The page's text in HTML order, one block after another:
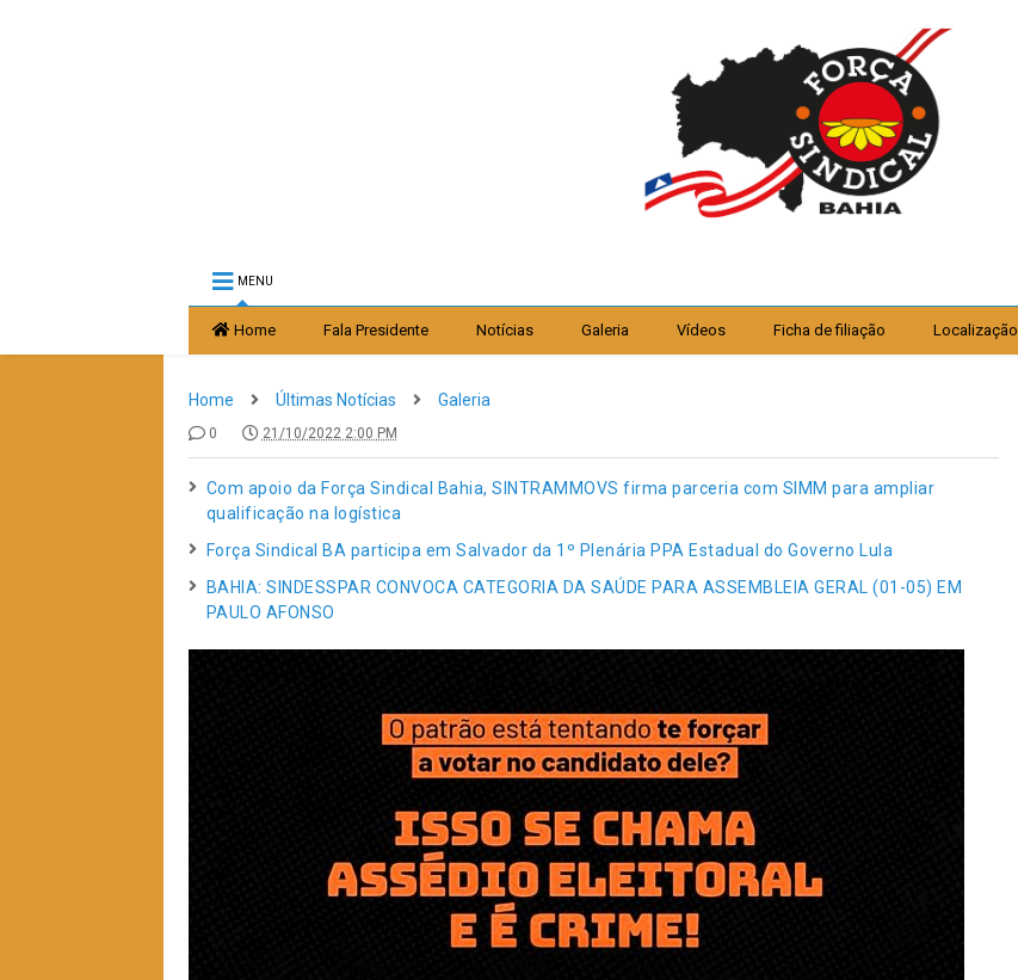
MENU
Home Fala Presidente Notícias Galeria Vídeos Ficha de filiação Localização
Home Últimas Notícias Galeria
0 21/10/2022 2:00 PM
Com apoio da Força Sindical Bahia, SINTRAMMOVS firma parceria com SIMM para ampliar
qualificação na logística
Força Sindical BA participa em Salvador da 1º Plenária PPA Estadual do Governo Lula
BAHIA: SINDESSPAR CONVOCA CATEGORIA DA SAÚDE PARA ASSEMBLEIA GERAL (01-05) EM
PAULO AFONSO